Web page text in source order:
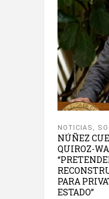
NOTICIAS ,
NÚÑEZ
QUIROZ-
PARA
ESTADO”